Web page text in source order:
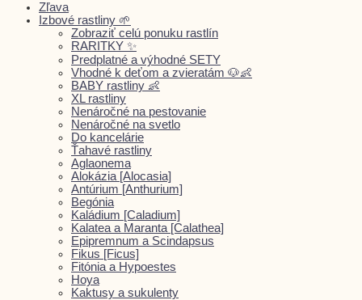
Zľava
Izbové rastliny 🌱
Zobraziť celú ponuku rastlín
RARITKY ✨
Predplatné a výhodné SETY
Vhodné k deťom a zvieratám 🐶👶
BABY rastliny 👶
XL rastliny
Nenáročné na pestovanie
Nenáročné na svetlo
Do kancelárie
Ťahavé rastliny
Aglaonema
Alokázia [Alocasia]
Antúrium [Anthurium]
Begónia
Kaládium [Caladium]
Kalatea a Maranta [Calathea]
Epipremnum a Scindapsus
Fikus [Ficus]
Fitónia a Hypoestes
Hoya
Kaktusy a sukulenty